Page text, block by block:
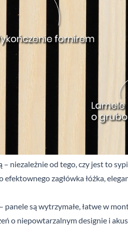
niezależnie od tego, czy jest to
zagłówka łóżka,
są wytrzymałe, łatwe w
o niepowtarzalnym designie i